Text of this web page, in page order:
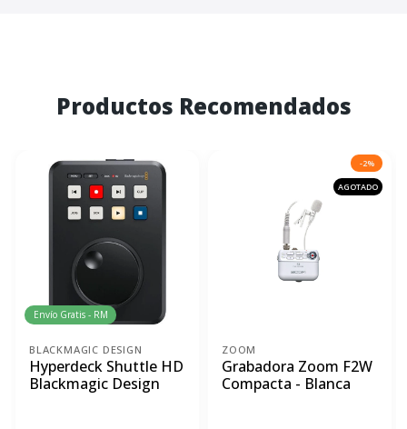
Productos Recomendados
Envío Gratis - RM
BLACKMAGIC DESIGN
Hyperdeck Shuttle HD
Blackmagic Design
-2%
AGOTADO
ZOOM
Grabadora Zoom F2W
Compacta - Blanca